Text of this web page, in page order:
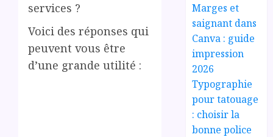
services ?
Voici des réponses qui
peuvent vous être
d’une grande utilité :
Marges et
saignant dans
Canva : guide
impression
2026
Typographie
pour tatouage
: choisir la
bonne police